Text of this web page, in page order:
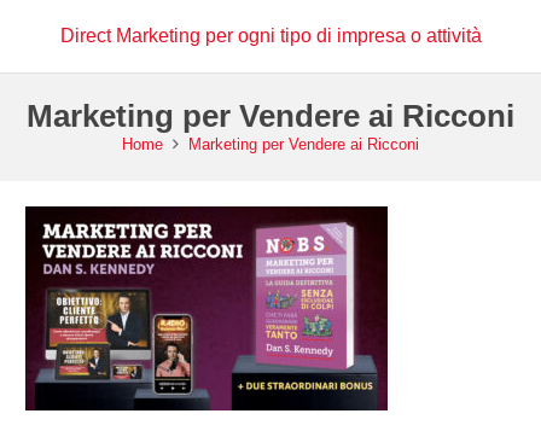
Direct Marketing per ogni tipo di impresa o attività
Marketing per Vendere ai Ricconi
Home Marketing per Vendere ai Ricconi